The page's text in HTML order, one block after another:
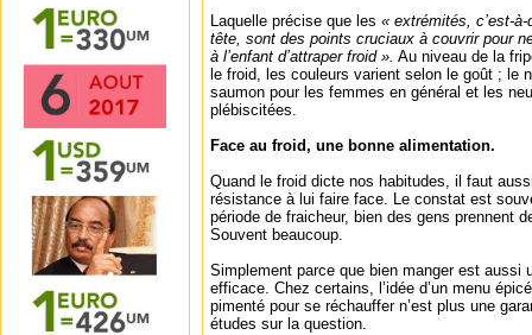
Laquelle précise que les « extrémités, c’est-
tête, sont des points cruciaux à couvrir pour
à l’enfant d’attraper froid ». Au niveau de la
le froid, les couleurs varient selon le goût ; le
saumon pour les femmes en général et les
plébiscitées.
Face au froid, une bonne alimentation.
Quand le froid dicte nos habitudes, il faut
résistance à lui faire face. Le constat est
période de fraicheur, bien des gens prennent
Souvent beaucoup.
Simplement parce que bien manger est aussi
efficace. Chez certains, l’idée d’un menu
pimenté pour se réchauffer n’est plus une
études sur la question.